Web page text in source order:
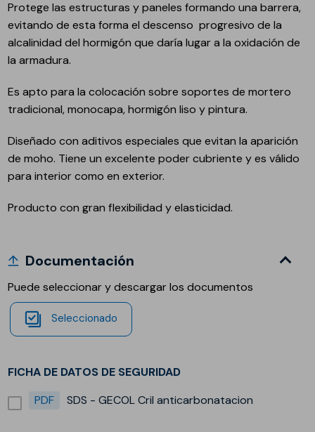
Protege las estructuras y paneles formando una barrera,
evitando de esta forma el descenso progresivo de la
alcalinidad del hormigón que daría lugar a la oxidación de
la armadura.
Es apto para la colocación sobre soportes de mortero
tradicional, monocapa, hormigón liso y pintura.
Diseñado con aditivos especiales que evitan la aparición
de moho. Tiene un excelente poder cubriente y es válido
para interior como en exterior.
Producto con gran flexibilidad y elasticidad.
Documentación
Puede seleccionar y descargar los documentos
Seleccionado
FICHA DE DATOS DE SEGURIDAD
PDF
SDS - GECOL Cril anticarbonatacion